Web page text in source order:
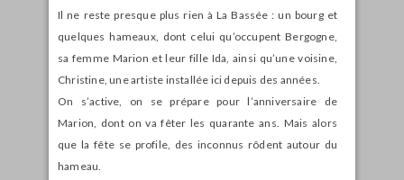
Il ne reste presque plus rien à La Bassée : un bourg et
quelques hameaux, dont celui qu’occupent Bergogne,
sa femme Marion et leur fille Ida, ainsi qu’une voisine,
Christine, une artiste installée ici depuis des années.
On s’active, on se prépare pour l’anniversaire de
Marion, dont on va fêter les quarante ans. Mais alors
que la fête se profile, des inconnus rôdent autour du
hameau.